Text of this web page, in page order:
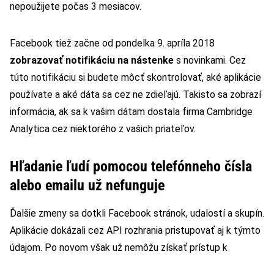
nepoužijete počas 3 mesiacov.
Facebook tiež začne od pondelka 9. apríla 2018
zobrazovať notifikáciu na nástenke s novinkami. Cez
túto notifikáciu si budete môcť skontrolovať, aké aplikácie
používate a aké dáta sa cez ne zdieľajú. Takisto sa zobrazí
informácia, ak sa k vašim dátam dostala firma Cambridge
Analytica cez niektorého z vašich priateľov.
Hľadanie ľudí pomocou telefónneho čísla
alebo emailu už nefunguje
Ďalšie zmeny sa dotkli Facebook stránok, udalostí a skupín.
Aplikácie dokázali cez API rozhrania pristupovať aj k týmto
údajom. Po novom však už nemôžu získať prístup k